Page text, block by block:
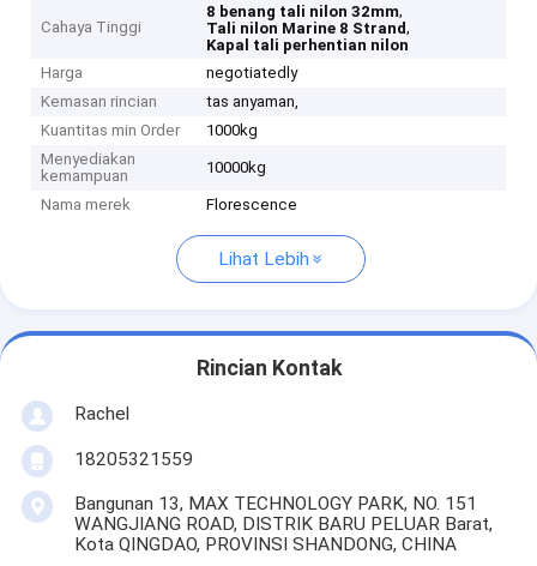
Cahaya Tinggi
8 benang tali nilon 32mm,
Tali nilon Marine 8 Strand,
Kapal tali perhentian nilon
Harga
negotiatedly
Kemasan rincian
tas anyaman,
Kuantitas min Order
1000kg
Menyediakan
kemampuan
10000kg
Nama merek Florescence
Lihat Lebih
Rincian Kontak
Rachel
18205321559
Bangunan 13, MAX TECHNOLOGY PARK, NO. 151
WANGJIANG ROAD, DISTRIK BARU PELUAR Barat,
Kota QINGDAO, PROVINSI SHANDONG, CHINA